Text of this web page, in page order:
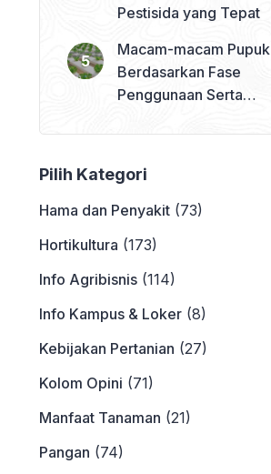
Pestisida yang Tepat
Macam-macam Pupuk
Berdasarkan Fase
Penggunaan Serta
Pilih Kategori
Hama dan Penyakit(73)
Hortikultura (173)
Info Agribisnis(114)
Info Kampus & Loker(8)
Kebijakan Pertanian (27)
Kolom Opini (71)
Manfaat Tanaman (21)
Pangan (74)